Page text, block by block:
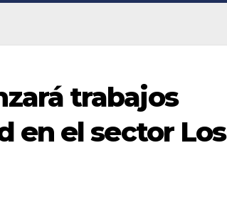
trabajos
en el sector Los